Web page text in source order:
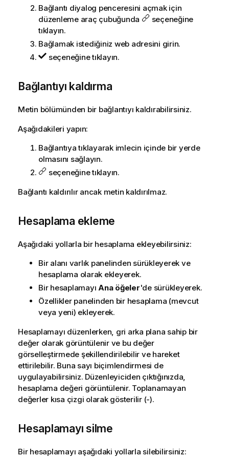
Bağlantı diyalog penceresini açmak için
düzenleme araç çubuğunda
seçeneğine
tıklayın.
Bağlamak istediğiniz web adresini girin.
seçeneğine tıklayın.
Bağlantıyı kaldırma
Metin bölümünden bir bağlantıyı kaldırabilirsiniz.
Aşağıdakileri yapın:
Bağlantıya tıklayarak imlecin içinde bir yerde
olmasını sağlayın.
seçeneğine tıklayın.
Bağlantı kaldırılır ancak metin kaldırılmaz.
Hesaplama ekleme
Aşağıdaki yollarla bir hesaplama ekleyebilirsiniz:
Bir alanı varlık panelinden sürükleyerek ve
hesaplama olarak ekleyerek.
Bir hesaplamayı Ana öğeler'de sürükleyerek.
Özellikler panelinden bir hesaplama (mevcut
veya yeni) ekleyerek.
Hesaplamayı düzenlerken, gri arka plana sahip bir
değer olarak görüntülenir ve bu değer
görselleştirmede şekillendirilebilir ve hareket
ettirilebilir. Buna sayı biçimlendirmesi de
uygulayabilirsiniz. Düzenleyiciden çıktığınızda,
hesaplama değeri görüntülenir. Toplanamayan
değerler kısa çizgi olarak gösterilir (-).
Hesaplamayı silme
Bir hesaplamayı aşağıdaki yollarla silebilirsiniz: